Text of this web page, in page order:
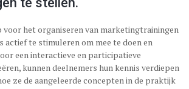
voor het organiseren van marketingtrainingen
actief te stimuleren om mee te doen en
een interactieve en participatieve
kunnen deelnemers hun kennis verdiepen
ze de aangeleerde concepten in de praktijk